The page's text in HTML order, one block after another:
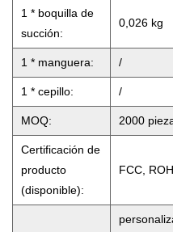
1 * boquilla de
succión:
0,026 kg
1 * manguera: /
1 * cepillo: /
MOQ: 2000
Certificación de
producto
(disponible):
FCC,